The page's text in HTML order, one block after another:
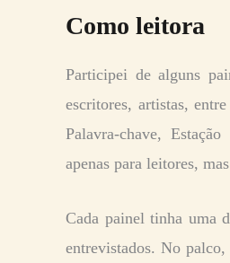
Como leitora
Participei de alguns
escritores, artistas,
Palavra-chave,
apenas para leitores,
Cada painel tinha uma
entrevistados. No